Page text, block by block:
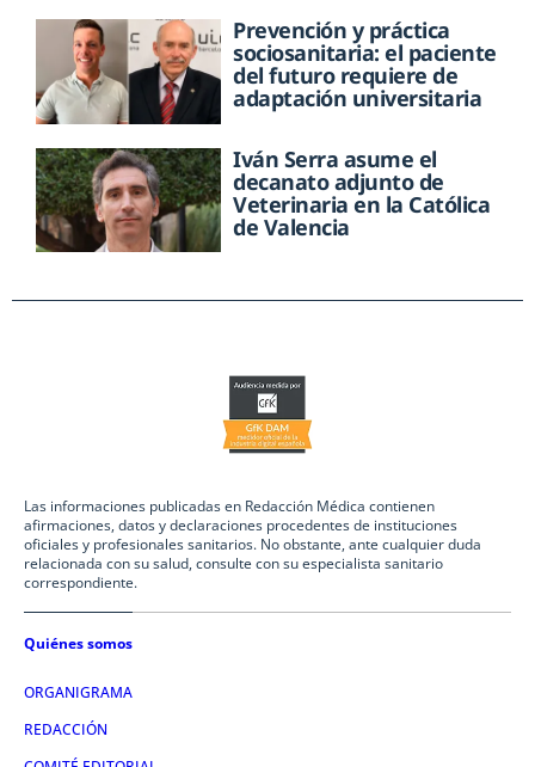
Prevención y práctica
sociosanitaria: el paciente
del futuro requiere de
adaptación universitaria
Iván Serra asume el
decanato adjunto de
Veterinaria en la Católica
de Valencia
Las informaciones publicadas en Redacción Médica contienen
afirmaciones, datos y declaraciones procedentes de instituciones
oficiales y profesionales sanitarios. No obstante, ante cualquier duda
relacionada con su salud, consulte con su especialista sanitario
correspondiente.
Quiénes somos
ORGANIGRAMA
REDACCIÓN